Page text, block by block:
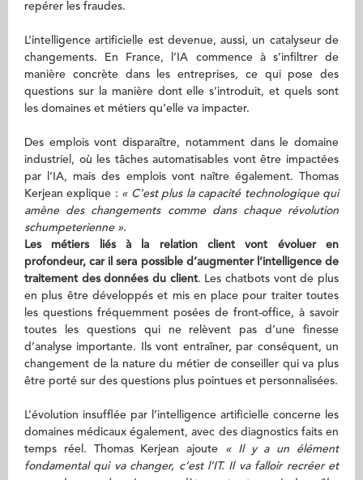
repérer les fraudes.
L’intelligence artificielle est devenue, aussi, un catalyseur de
changements. En France, l’IA commence à s’infiltrer de
manière concrète dans les entreprises, ce qui pose des
questions sur la manière dont elle s’introduit, et quels sont
les domaines et métiers qu’elle va impacter.
Des emplois vont disparaître, notamment dans le domaine
industriel, où les tâches automatisables vont être impactées
par l’IA, mais des emplois vont naître également. Thomas
Kerjean explique : « C’est plus la capacité technologique qui
amène des changements comme dans chaque révolution
schumpeterienne ».
Les métiers liés à la relation client vont évoluer en
profondeur, car il sera possible d’augmenter l’intelligence de
traitement des données du client. Les chatbots vont de plus
en plus être développés et mis en place pour traiter toutes
les questions fréquemment posées de front-office, à savoir
toutes les questions qui ne relèvent pas d’une finesse
d’analyse importante. Ils vont entraîner, par conséquent, un
changement de la nature du métier de conseiller qui va plus
être porté sur des questions plus pointues et personnalisées.
L’évolution insufflée par l’intelligence artificielle concerne les
domaines médicaux également, avec des diagnostics faits en
temps réel. Thomas Kerjean ajoute « Il y a un élément
fondamental qui va changer, c’est l’IT. Il va falloir recréer et